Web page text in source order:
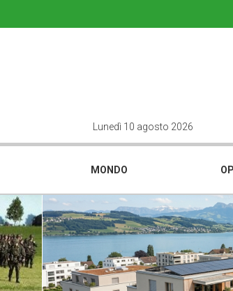
Lunedì 10 agosto 2026
MONDO